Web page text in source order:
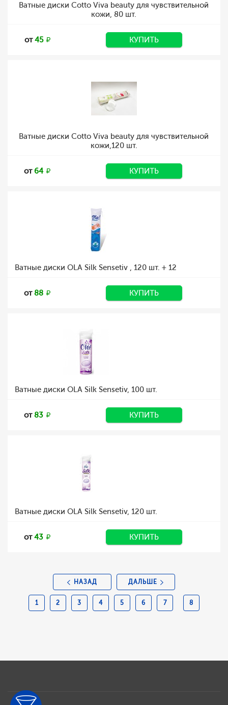
Ватные диски Cotto Viva beauty для чувствительной
кожи, 80 шт.
от45 КУПИТЬ
Ватные диски Cotto Viva beauty для чувствительной
кожи,120 шт.
от64 КУПИТЬ
Ватные диски OLA Silk Sensetiv , 120 шт. + 12
от88 КУПИТЬ
Ватные диски OLA Silk Sensetiv, 100 шт.
от83 КУПИТЬ
Ватные диски OLA Silk Sensetiv, 120 шт.
от43 КУПИТЬ
НАЗАД
1 2 3 4 5 6 7 8
ДАЛЬШЕ